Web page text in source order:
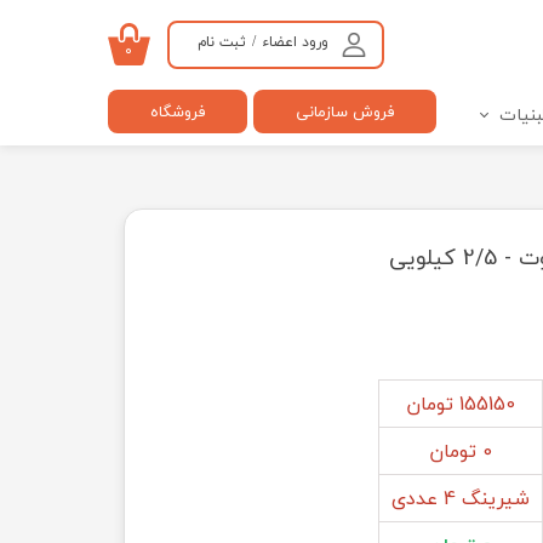
ورود اعضاء / ثبت نام
تغییر گذر واژه
خروج از حساب کاربری
۰
فروش سازمانی فروشگاه
155150 تومان
0 تومان
شیرینگ 4 عددی